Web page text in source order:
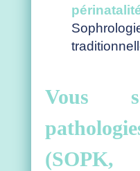
Vous
(SOPK,